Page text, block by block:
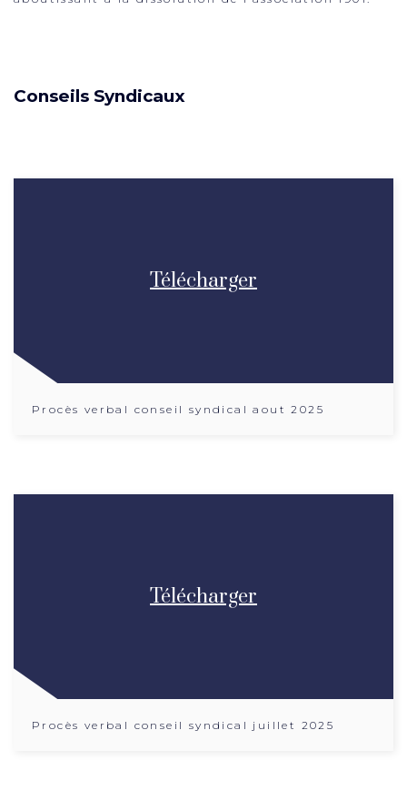
Conseils Syndicaux
Télécharger
Procès verbal conseil syndical aout 2025
Télécharger
Procès verbal conseil syndical juillet 2025